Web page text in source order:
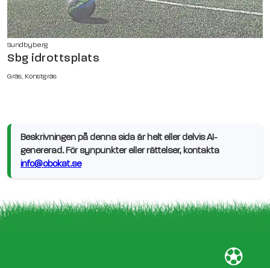
Sundbyberg
Sbg idrottsplats
Gräs, Konstgräs
Beskrivningen på denna sida är helt eller delvis AI-
genererad. För synpunkter eller rättelser, kontakta
info@obokat.se